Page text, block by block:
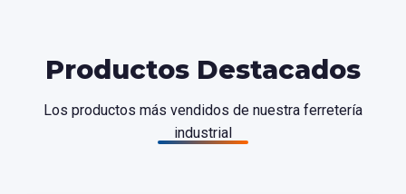
Productos Destacados
Los productos más vendidos de nuestra ferretería
industrial